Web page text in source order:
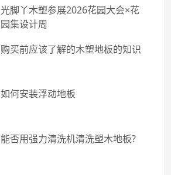
光脚丫木塑参展2026花园大会×花
园集设计周
购买前应该了解的木塑地板的知识
如何安装浮动地板
能否用强力清洗机清洗塑木地板?